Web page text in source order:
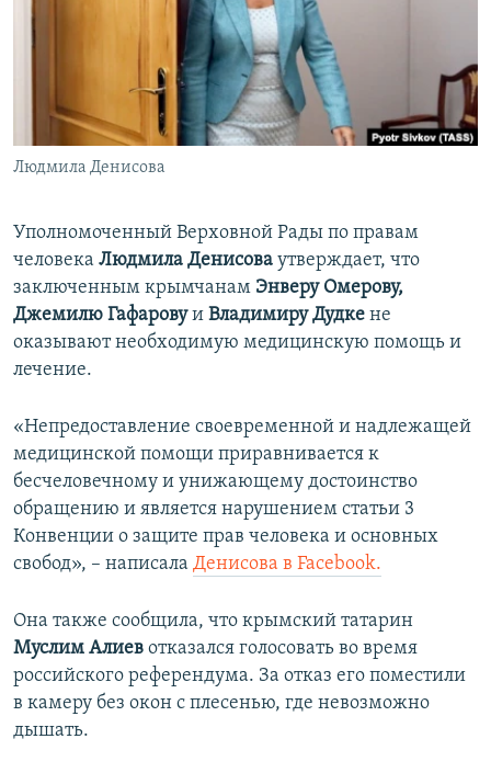
ПОБЕДИТЕЛЕЙ НЕ СУДЯТ?
КРЫМ.НЕПОКОРЕННЫЙ
УКРАИНСКАЯ ПРОБЛЕМА КРЫМА
ПРИСОЕДИНЯЙТЕСЬ!
Все сайты RFE/RL
Людмила Денисова
Уполномоченный Верховной Рады по правам
человека Людмила Денисова утверждает, что
заключенным крымчанам Энверу Омерову,
Джемилю Гафаровуи Владимиру Дудке не
оказывают необходимую медицинскую помощь и
лечение.
«Непредоставление своевременной и надлежащей
медицинской помощи приравнивается к
бесчеловечному и унижающему достоинство
обращению и является нарушением статьи 3
Конвенции о защите прав человека и основных
свобод», – написала Денисова в Facebook.
Она также сообщила, что крымский татарин
Муслим Алиев отказался голосовать во время
российского референдума. За отказ его поместили
в камеру без окон с плесенью, где невозможно
дышать.